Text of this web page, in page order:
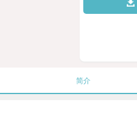
简介